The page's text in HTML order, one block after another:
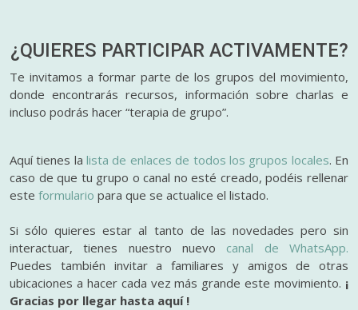
¿QUIERES PARTICIPAR ACTIVAMENTE?
Te invitamos a formar parte de los grupos del movimiento,
donde encontrarás recursos, información sobre charlas e
incluso podrás hacer “terapia de grupo”.
Aquí tienes lalista de enlaces de todos los grupos locales. En
caso de que tu grupo o canal no esté creado, podéis rellenar
este formulario para que se actualice el listado.
Si sólo quieres estar al tanto de las novedades pero sin
interactuar, tienes nuestro nuevo canal de WhatsApp.
Puedes también invitar a familiares y amigos de otras
ubicaciones a hacer cada vez más grande este movimiento. ¡
Gracias por llegar hasta aquí !